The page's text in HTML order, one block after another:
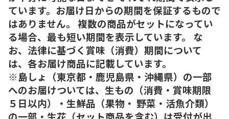
ています。お届け日からの期間を保証するもので
はありません。 複数の商品がセットになってい
る場合、最も短い期間を表示しています。 な
お、法律に基づく賞味（消費）期間について
は、各お届け商品に記載しています。
※島しょ（東京都・鹿児島県・沖縄県）の一部
へのお届けついては、生もの（消費・賞味期限
５日以内）・生鮮品（果物・ 野菜・活魚介類）
の一部・生花（セット商品を含む）は受付が出